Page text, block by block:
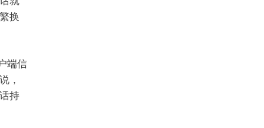
换
端信
，
持